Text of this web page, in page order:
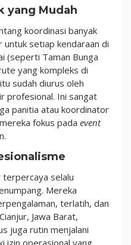
yang Mudah
koordinasi banyak
setiap kendaraan di
(seperti Taman Bunga
yang kompleks di
sudah diurus oleh
profesional. Ini sangat
panitia atau koordinator
fokus pada event
terpercaya selalu
Mereka
terlatih, dan
Jawa Barat,
juga rutin menjalani
izin operasional yang